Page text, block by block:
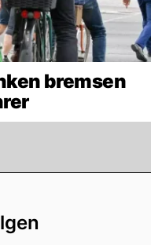
bremsen